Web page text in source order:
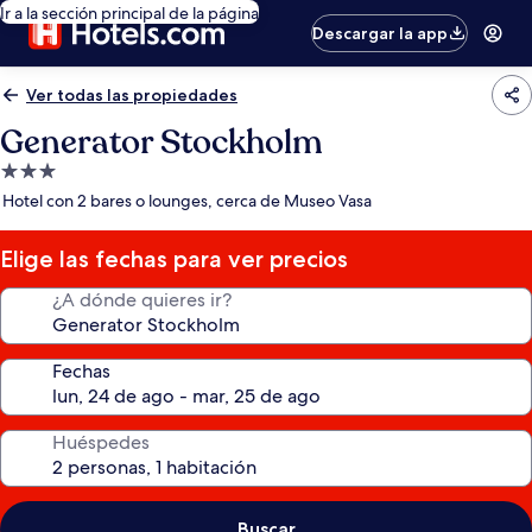
Ir a la sección principal de la página
Descargar la app
Ver todas las propiedades
Generator Stockholm
Propiedad
de
estrellas
Hotel con 2 bares o lounges, cerca de Museo Vasa
Elige las fechas para ver precios
¿A dónde quieres ir?
Fechas
Huéspedes